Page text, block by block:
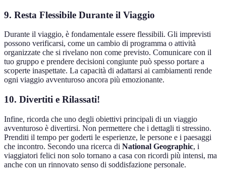
9. Resta Flessibile Durante il Viaggio
Durante il viaggio, è fondamentale essere flessibili. Gli imprevisti
possono verificarsi, come un cambio di programma o attività
organizzate che si rivelano non come previsto. Comunicare con il
tuo gruppo e prendere decisioni congiunte può spesso portare a
scoperte inaspettate. La capacità di adattarsi ai cambiamenti rende
ogni viaggio avventuroso ancora più emozionante.
10. Divertiti e Rilassati!
Infine, ricorda che uno degli obiettivi principali di un viaggio
avventuroso è divertirsi. Non permettere che i dettagli ti stressino.
Prenditi il tempo per goderti le esperienze, le persone e i paesaggi
che incontro. Secondo una ricerca di National Geographic, i
viaggiatori felici non solo tornano a casa con ricordi più intensi, ma
anche con un rinnovato senso di soddisfazione personale.